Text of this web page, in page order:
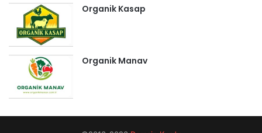
Organik Kasap
Organik Manav